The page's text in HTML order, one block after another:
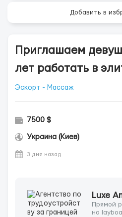
Добавить в
Приглашаем
лет работать в
Эскорт - Массаж
7500 $
Украина (Киев)
3 дня назад
Luxe
Прямой
на